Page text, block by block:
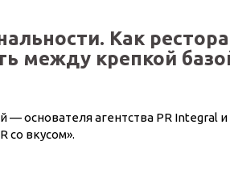
Как
между крепкой
основателя агентства PR Integral и
со вкусом».